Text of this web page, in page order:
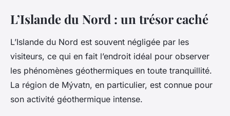
L’Islande du Nord : un trésor caché
L’Islande du Nord est souvent négligée par les
visiteurs, ce qui en fait l’endroit idéal pour observer
les phénomènes géothermiques en toute tranquillité.
La région de Mývatn, en particulier, est connue pour
son activité géothermique intense.